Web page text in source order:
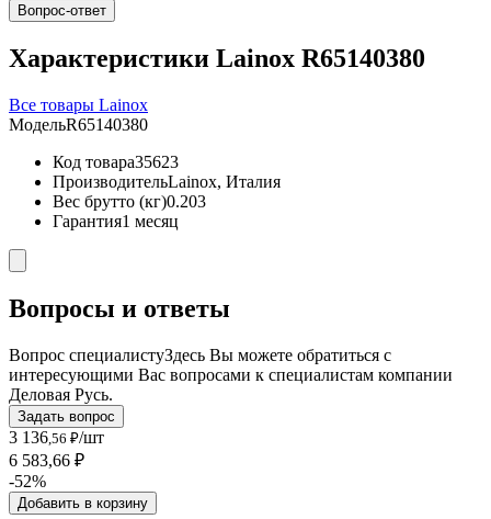
Вопрос-ответ
Характеристики Lainox R65140380
Все товары Lainox
МодельR65140380
Код товара35623
ПроизводительLainox, Италия
Вес брутто (кг)0.203
Гарантия1 месяц
Вопросы и ответы
Вопрос специалистуЗдесь Вы можете обратиться с
интересующими Вас вопросами к специалистам компании
Деловая Русь.
Задать вопрос
3 136 ,56 ₽/шт
6 583,66 ₽
-52%
Добавить в корзину